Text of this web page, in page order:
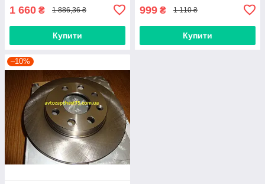
1 660 ₴ 1 886,36 ₴
Купити
999 ₴ 1 110 ₴
Купити
–10%